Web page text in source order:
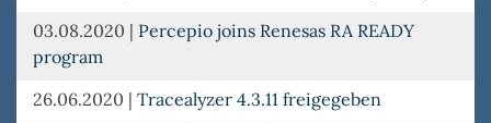
03.08.2020 | Percepio joins Renesas RA READY
program
26.06.2020 | Tracealyzer 4.3.11 freigegeben